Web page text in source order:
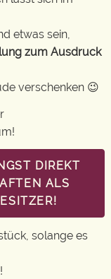
etwas sein,
zum Ausdruck
verschenken 😉
DIREKT
ALS
solange es